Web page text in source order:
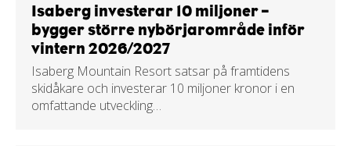
Isaberg investerar 10 miljoner –
bygger större nybörjarområde inför
vintern 2026/2027
Isaberg Mountain Resort satsar på framtidens
skidåkare och investerar 10 miljoner kronor i en
omfattande utveckling…